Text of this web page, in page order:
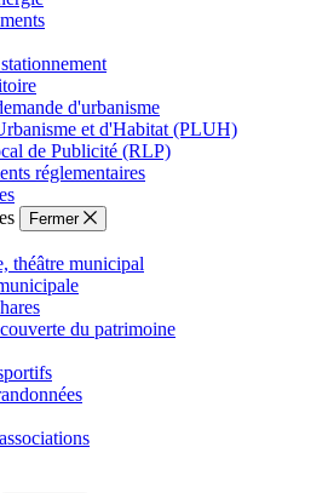
d'urbanisme
et d'Habitat (PLUH)
de Publicité (RLP)
réglementaires
Fermer
théâtre municipal
du patrimoine